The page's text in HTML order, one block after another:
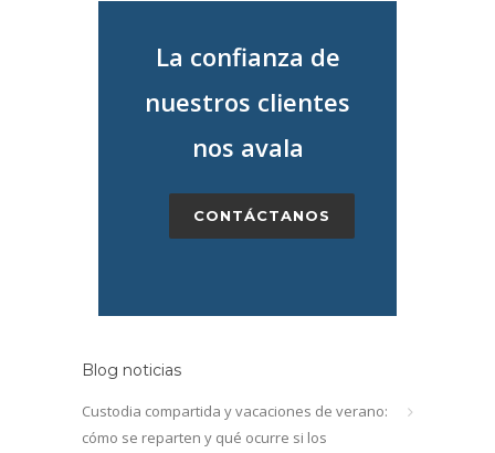
La confianza de
nuestros clientes
nos avala
CONTÁCTANOS
Blog noticias
Custodia compartida y vacaciones de verano:
cómo se reparten y qué ocurre si los